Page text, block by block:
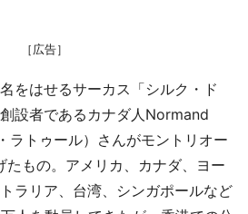
［広告］
をはせるサーカス「シルク・ド
設者であるカナダ人Normand
ラトゥール）さんがモントリオー
もの。アメリカ、カナダ、ヨー
ラリア、台湾、シンガポールなど